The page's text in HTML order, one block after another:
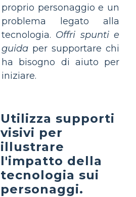
proprio personaggio e un
problema legato alla
tecnologia. Offri spunti e
guida per supportare chi
ha bisogno di aiuto per
iniziare.
Utilizza supporti
visivi per
illustrare
l'impatto della
tecnologia sui
personaggi.